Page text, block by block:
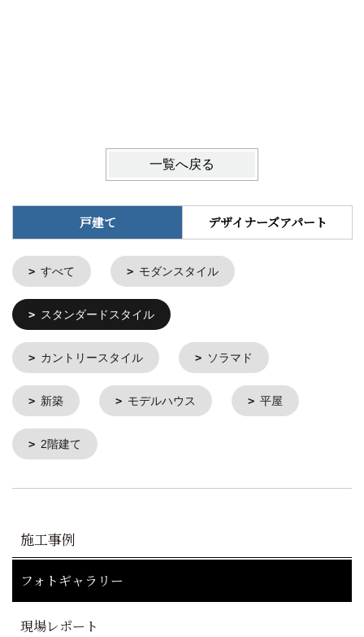
一覧へ戻る
戸建て デザイナーズアパート
すべて モダンスタイル
スタンダードスタイル
カントリースタイル ソラマド
新築 モデルハウス 平屋
2階建て
施工事例
フォトギャラリー
現場レポート